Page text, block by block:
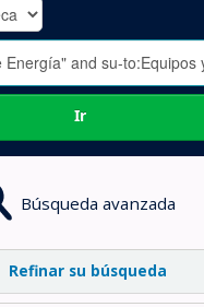
Ir
Búsqueda avanzada
Refinar su búsqueda